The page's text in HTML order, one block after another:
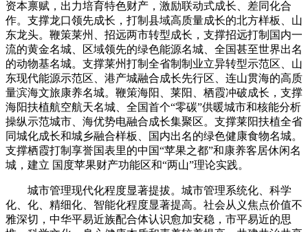
资本禀赋，出力培育特色财产，激励联动式成长、差同化合
作。支撑龙口领先成长，打制县域高质量成长的北方样板、山
东龙头。鞭策莱州、招远两市转型成长，支撑招远打制国内一
流的黄金名城、区域领先的绿色能源名城、全国甚至世界出名
的动物基名城。支撑莱州打制全省制制业立异转型示范区、山
东现代能源示范区、港产城融合成长先行区、连山贯海的高质
量滨海文旅康养名城。鞭策海阳、莱阳、栖霞冲破成长，支撑
海阳扶植航空航天名城、全国首个“零碳”供暖城市和核能分析
操纵示范城市、海优势电融合成长集聚区。支撑莱阳扶植全省
同城化成长和城乡融合样板、国内出名的绿色健康食物名城。
支撑栖霞打制享誉国表里的中国“苹果之都”和康养客居休闲名
城，建立 国度苹果财产功能区和“两山”理论实践。
城市管理现代化程度显著提拔。城市管理系统化、科学
化、化、精细化、智能化程度显著提高。社会从义焦点价值不
雅深切，中华平易近族配合体认识愈加安稳，市平易近的思